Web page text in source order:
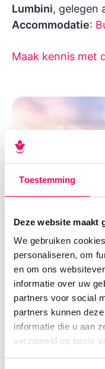
Toestemming
Deze website maakt
We gebruiken
personaliseren, om
en om ons
informatie over uw
partners voor social
partners kunnen
informatie die u aan
verzameld op basis
Lumbini, gelegen
Accommodatie:
Maak kennis met